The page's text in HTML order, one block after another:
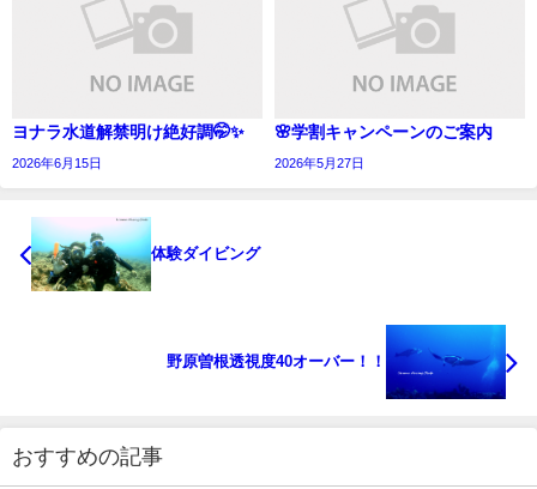
ヨナラ水道解禁明け絶好調🤭✨
2026年6月15日
🌸学割キャンペーンのご案内
2026年5月27日
体験ダイビング
野原曽根透視度40オーバー！！
おすすめの記事